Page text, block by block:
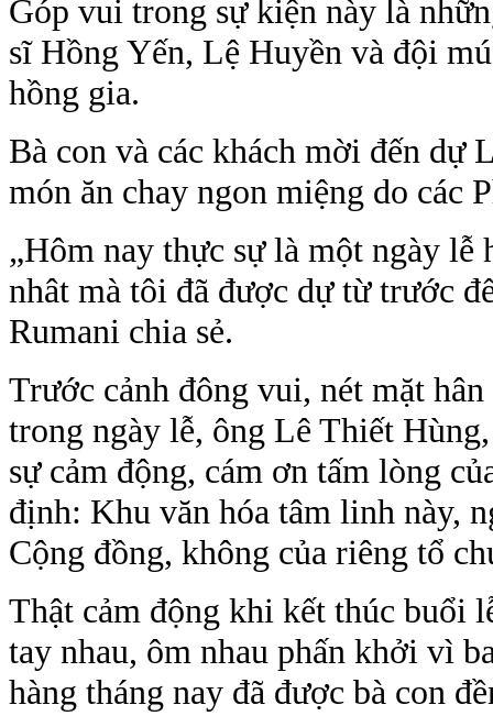
Góp vui trong sự kiện này là
sĩ Hồng Yến, Lệ Huyền và đội
hồng gia.
Bà con và các khách mời đến dự
món ăn chay ngon miệng do các
„Hôm nay thực sự là một ngày
nhât mà tôi đã được dự từ trước
Rumani chia sẻ.
Trước cảnh đông vui, nét mặt
trong ngày lễ, ông Lê Thiết
sự cảm động, cám ơn tấm lòng
định: Khu văn hóa tâm linh này,
Cộng đồng, không của riêng tổ
Thật cảm động khi kết thúc buổi
tay nhau, ôm nhau phấn khởi vì
hàng tháng nay đã được bà con